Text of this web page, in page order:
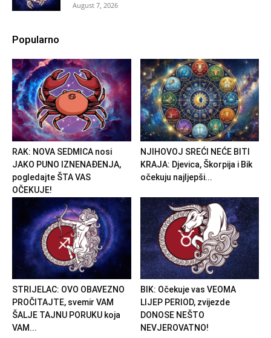
August 7, 2026
Popularno
RAK: NOVA SEDMICA nosi
JAKO PUNO IZNENAĐENJA,
pogledajte ŠTA VAS
OČEKUJE!
NJIHOVOJ SREĆI NEĆE BITI
KRAJA: Djevica, Škorpija i Bik
očekuju najljepši...
STRIJELAC: OVO OBAVEZNO
PROČITAJTE, svemir VAM
ŠALJE TAJNU PORUKU koja
VAM...
BIK: Očekuje vas VEOMA
LIJEP PERIOD, zvijezde
DONOSE NEŠTO
NEVJEROVATNO!